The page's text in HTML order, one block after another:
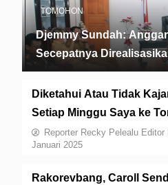
TOMOHON
Djemmy Sundah:
Secepatnya
Diketahui Atau Tidak
Setiap Minggu Saya ke
Reporter Recky Pelealu Editor
Januari 2025
Rakorevbang, Caroll